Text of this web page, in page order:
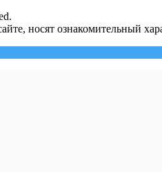
носят ознакомительный